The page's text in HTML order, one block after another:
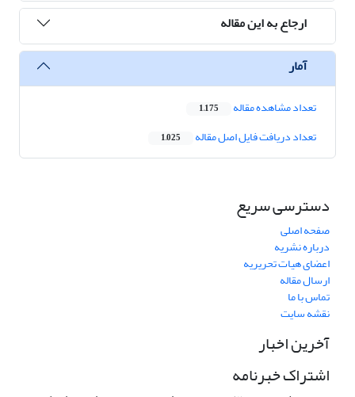
ارجاع به این مقاله
آمار
تعداد مشاهده مقاله 1,175
تعداد دریافت فایل اصل مقاله 1,025
دسترسی سریع
صفحه اصلی
درباره نشریه
اعضای هیات تحریریه
ارسال مقاله
تماس با ما
نقشه سایت
آخرین اخبار
اشتراک خبرنامه